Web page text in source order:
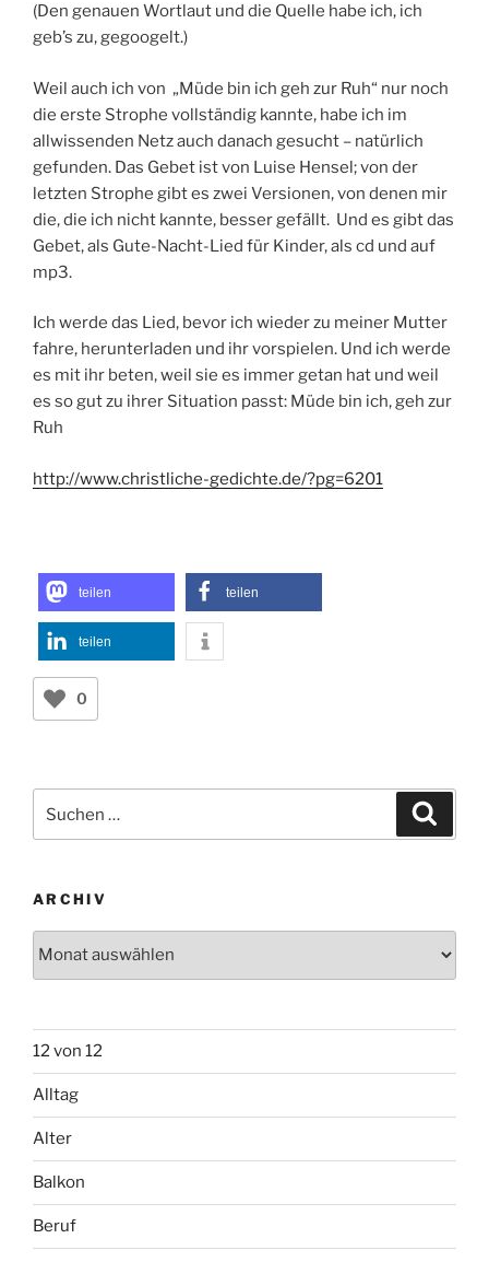
(Den genauen Wortlaut und die Quelle habe ich, ich
geb’s zu, gegoogelt.)
Weil auch ich von „Müde bin ich geh zur Ruh“ nur noch
die erste Strophe vollständig kannte, habe ich im
allwissenden Netz auch danach gesucht – natürlich
gefunden. Das Gebet ist von Luise Hensel; von der
letzten Strophe gibt es zwei Versionen, von denen mir
die, die ich nicht kannte, besser gefällt. Und es gibt das
Gebet, als Gute-Nacht-Lied für Kinder, als cd und auf
mp3.
Ich werde das Lied, bevor ich wieder zu meiner Mutter
fahre, herunterladen und ihr vorspielen. Und ich werde
es mit ihr beten, weil sie es immer getan hat und weil
es so gut zu ihrer Situation passt: Müde bin ich, geh zur
Ruh
http://www.christliche-gedichte.de/?pg=6201
teilen teilen
teilen
0
nach:
ARCHIV
12 von 12
Alltag
Alter
Balkon
Beruf